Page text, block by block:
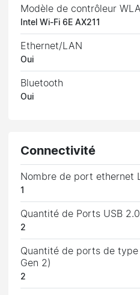
Modèle de contrôleur
Intel Wi-Fi 6E AX211
Ethernet/LAN
Oui
Bluetooth
Oui
Connectivité
Nombre de port ethernet
1
Quantité de Ports USB 2.0
2
Quantité de ports de type
Gen 2)
2